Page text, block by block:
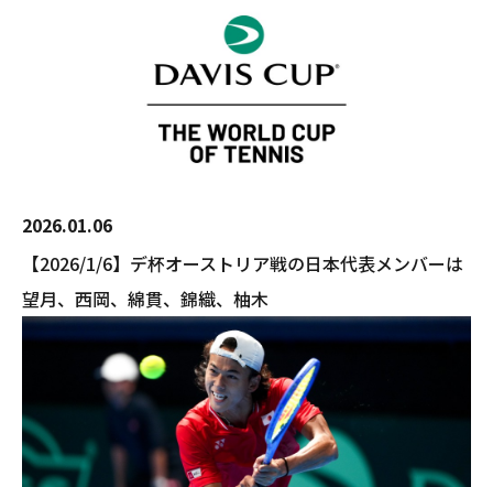
2026.01.06
【2026/1/6】デ杯オーストリア戦の日本代表メンバーは
望月、西岡、綿貫、錦織、柚木